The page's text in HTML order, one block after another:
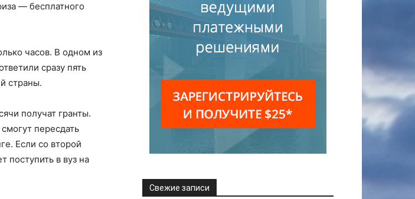
— бесплатного
часов. В одном из
сразу пять
страны.
получат гранты.
пересдать
Если со второй
поступить в вуз на
Свежие записи